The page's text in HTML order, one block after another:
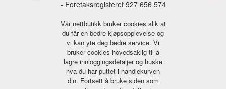
- Foretaksregisteret 927 656 574
Vår nettbutikk bruker cookies slik at
du får en bedre kjøpsopplevelse og
vi kan yte deg bedre service. Vi
bruker cookies hovedsaklig til å
lagre innloggingsdetaljer og huske
hva du har puttet i handlekurven
din. Fortsett å bruke siden som